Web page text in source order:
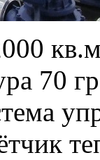
70